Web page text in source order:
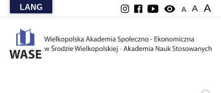
visibility A A A
LANG